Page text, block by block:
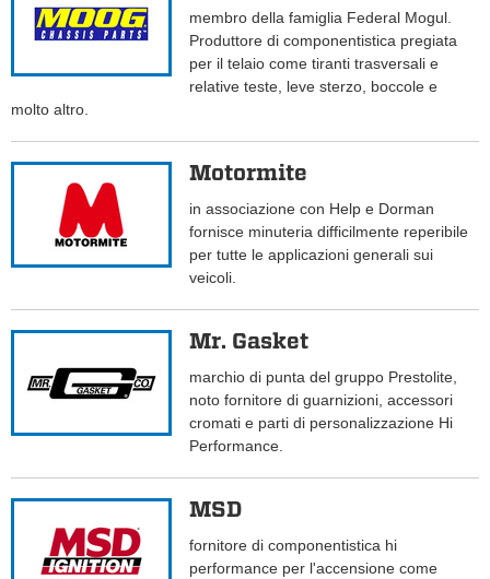
membro della famiglia Federal Mogul.
Produttore di componentistica pregiata
per il telaio come tiranti trasversali e
relative teste, leve sterzo, boccole e
molto altro.
Motormite
in associazione con Help e Dorman
fornisce minuteria difficilmente reperibile
per tutte le applicazioni generali sui
veicoli.
Mr. Gasket
marchio di punta del gruppo Prestolite,
noto fornitore di guarnizioni, accessori
cromati e parti di personalizzazione Hi
Performance.
MSD
fornitore di componentistica hi
performance per l'accensione come